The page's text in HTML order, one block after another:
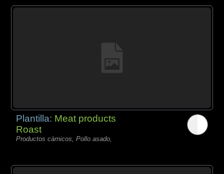
Plantilla: Meat products
Roast
Productos càrnicos, Pollo asado,